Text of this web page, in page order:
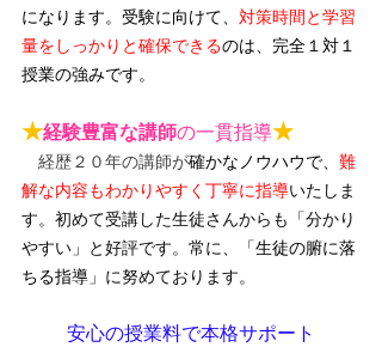
になります。受験に向けて、 対策時間と学習
量をしっかりと確保できるのは、完全１対１
授業の強みです。
★経験豊富な講師の一貫指導★
経歴２０年の講師が確かなノウハウで、 難
解な内容もわかりやすく丁寧に指導いたしま
す。初めて受講した生徒さんからも「分かり
やすい」と好評です。常に、「生徒の腑に落
ちる指導 」に努めております。
安心の授業料で本格サポート